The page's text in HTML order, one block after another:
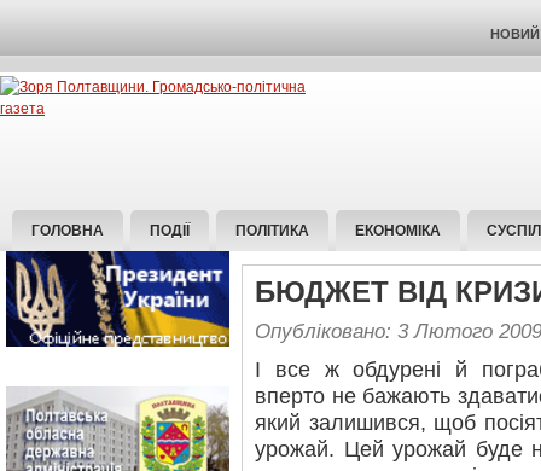
НОВИЙ
ГОЛОВНА ПОДІЇ ПОЛІТИКА ЕКОНОМІКА
БЮДЖЕТ ВІД
Опубліковано: 3 Лютого 2009
І все ж обдурені й
вперто не бажають
який залишився, щоб
урожай. Цей урожай буде